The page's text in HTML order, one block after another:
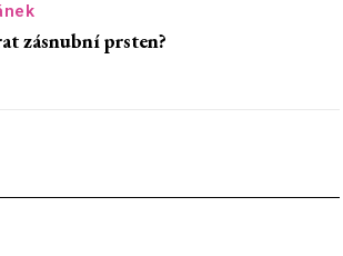
zásnubní prsten?